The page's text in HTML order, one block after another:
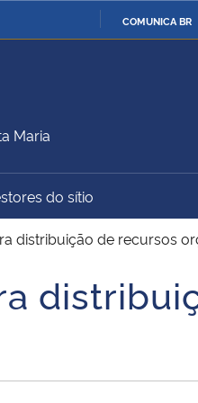
COMUNICA BR
Ministério da Defesa
Ministério do
Desenvolvimento Regional
Advocacia-Geral da União
Maria
do sítio
distribuição de recursos